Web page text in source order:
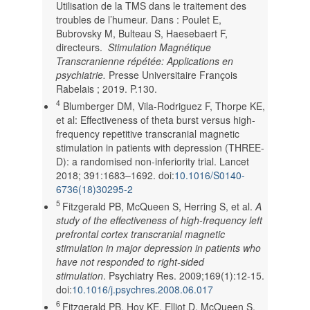
Utilisation de la TMS dans le traitement des
troubles de l’humeur. Dans : Poulet E,
Bubrovsky M, Bulteau S, Haesebaert F,
directeurs. Stimulation Magnétique
Transcranienne répétée: Applications en
psychiatrie. Presse Universitaire François
Rabelais ; 2019. P.130.
4 Blumberger DM, Vila-Rodriguez F, Thorpe KE,
et al: Effectiveness of theta burst versus high-
frequency repetitive transcranial magnetic
stimulation in patients with depression (THREE-
D): a randomised non-inferiority trial. Lancet
2018; 391:1683–1692. doi:10.1016/S0140-
6736(18)30295-2
5 Fitzgerald PB, McQueen S, Herring S, et al.A
study of the effectiveness of high-frequency left
prefrontal cortex transcranial magnetic
stimulation in major depression in patients who
have not responded to right-sided
stimulation. Psychiatry Res. 2009;169(1):12-15.
doi:10.1016/j.psychres.2008.06.017
6 Fitzgerald PB, Hoy KE, Elliot D, McQueen S,